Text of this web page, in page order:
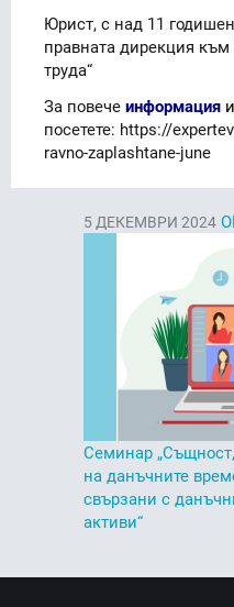
Юрист, с над 11
правната дирекция
труда“
За повече информация и
посетете: https://
ravno-zaplashtane-june
5 ДЕКЕМВРИ 2024
Семинар
на данъчните
свързани с
активи“